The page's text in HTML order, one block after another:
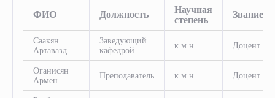
ФИО Должность
Научная
степень
Звание
Саакян
Артавазд
Заведующий
кафедрой
к.м.н. Доцент
Оганисян
Армен
Преподаватель к.м.н. Доцент